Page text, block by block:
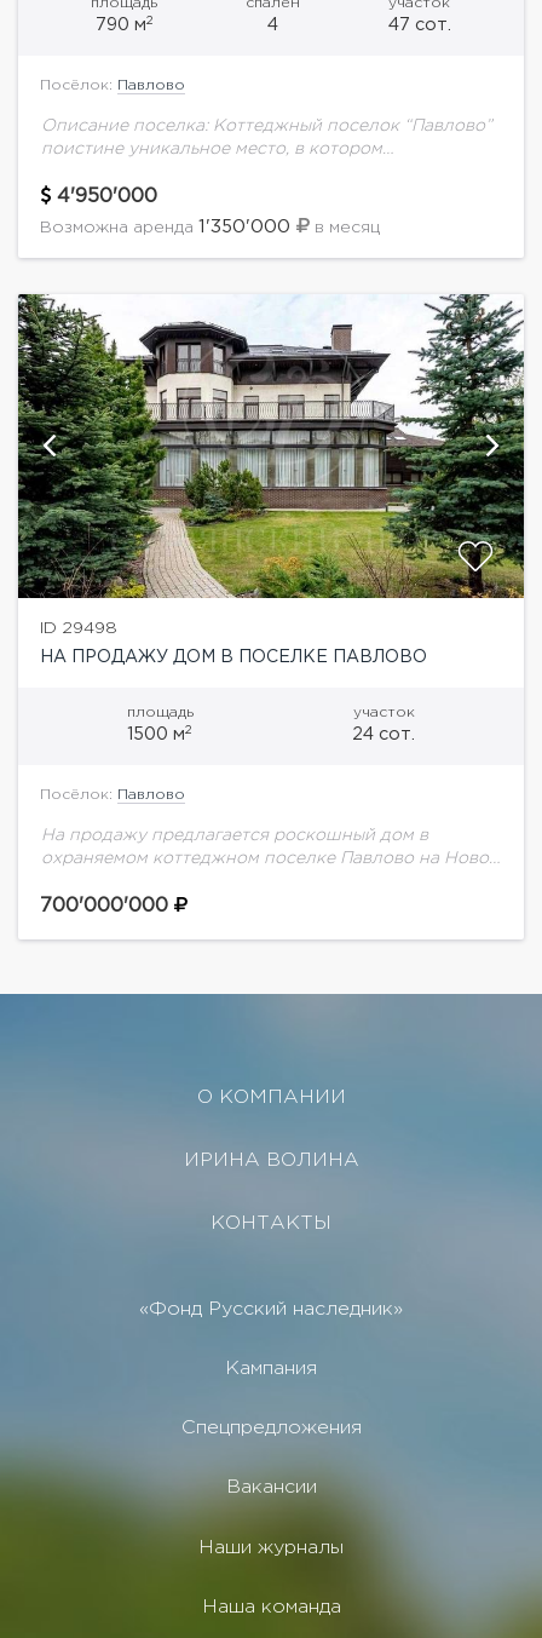
790 м2 4 47 сот.
Посёлок: Павлово
Описание поселка: Коттеджный поселок “Павлово”
поистине уникальное место, в котором
представления о загородной жизни с высоким
комфортом. Не говоря о близости к столице...
4'950'000
Возможна аренда 1'350'000 в месяц
ID 29498
НА ПРОДАЖУ ДОМ В ПОСЕЛКЕ ПАВЛОВО
площадь
1500 м2
участок
24 сот.
Посёлок: Павлово
На продажу предлагается роскошный дом в
охраняемом коттеджном поселке Павлово на Новой
стиле современной классики. Дорогая отделка и
700'000'000
О КОМПАНИИ
ИРИНА ВОЛИНА
КОНТАКТЫ
«Фонд Русский наследник»
Кампания
Спецпредложения
Вакансии
Наши журналы
Наша команда